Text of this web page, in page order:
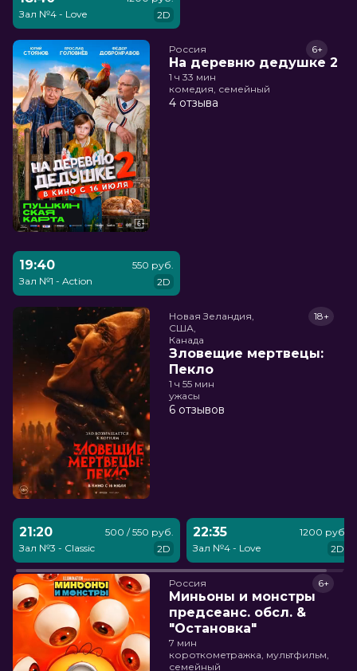
Зал №4 - Love
2D
Россия
На деревню дедушке 2
6+
1 ч 33 мин
комедия, семейный
4 отзыва
19:40
Зал №1 - Action
550 руб.
2D
Новая Зеландия,
США,
Канада
Зловещие мертвецы:
Пекло
18+
1 ч 55 мин
ужасы
6 отзывов
21:20
Зал №3 - Classic
500 / 550 руб.
2D
22:35
Зал №4 - Love
1200 руб.
2D
Россия
Миньоны и монстры
предсеанс. обсл. &
"Остановка"
6+
7 мин
короткометражка, мультфильм,
семейный